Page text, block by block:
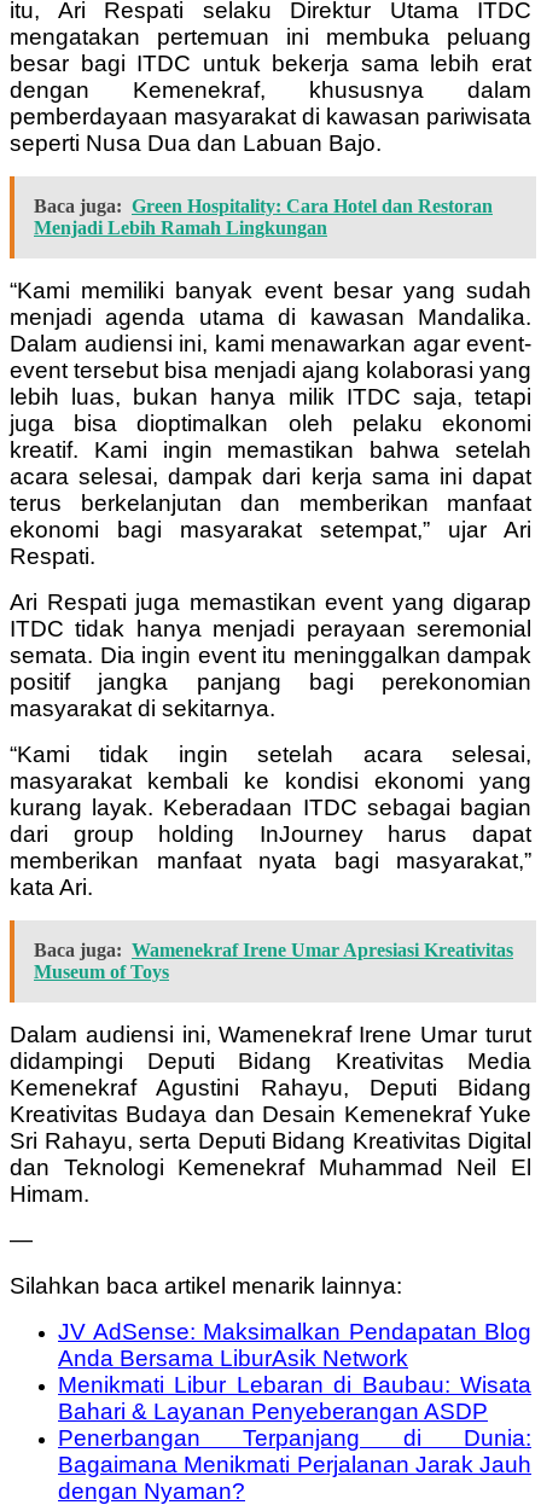
itu, Ari Respati selaku Direktur Utama ITDC
mengatakan pertemuan ini membuka peluang
besar bagi ITDC untuk bekerja sama lebih erat
dengan Kemenekraf, khususnya dalam
pemberdayaan masyarakat di kawasan pariwisata
seperti Nusa Dua dan Labuan Bajo.
Baca juga: Green Hospitality: Cara Hotel dan Restoran
Menjadi Lebih Ramah Lingkungan
“Kami memiliki banyak event besar yang sudah
menjadi agenda utama di kawasan Mandalika.
Dalam audiensi ini, kami menawarkan agar event-
event tersebut bisa menjadi ajang kolaborasi yang
lebih luas, bukan hanya milik ITDC saja, tetapi
juga bisa dioptimalkan oleh pelaku ekonomi
kreatif. Kami ingin memastikan bahwa setelah
acara selesai, dampak dari kerja sama ini dapat
terus berkelanjutan dan memberikan manfaat
ekonomi bagi masyarakat setempat,” ujar Ari
Respati.
Ari Respati juga memastikan event yang digarap
ITDC tidak hanya menjadi perayaan seremonial
semata. Dia ingin event itu meninggalkan dampak
positif jangka panjang bagi perekonomian
masyarakat di sekitarnya.
“Kami tidak ingin setelah acara selesai,
masyarakat kembali ke kondisi ekonomi yang
kurang layak. Keberadaan ITDC sebagai bagian
dari group holding InJourney harus dapat
memberikan manfaat nyata bagi masyarakat,”
kata Ari.
Baca juga: Wamenekraf Irene Umar Apresiasi Kreativitas
Museum of Toys
Dalam audiensi ini, Wamenekraf Irene Umar turut
didampingi Deputi Bidang Kreativitas Media
Kemenekraf Agustini Rahayu, Deputi Bidang
Kreativitas Budaya dan Desain Kemenekraf Yuke
Sri Rahayu, serta Deputi Bidang Kreativitas Digital
dan Teknologi Kemenekraf Muhammad Neil El
Himam.
—
Silahkan baca artikel menarik lainnya:
JV AdSense: Maksimalkan Pendapatan Blog
Anda Bersama LiburAsik Network
Menikmati Libur Lebaran di Baubau: Wisata
Bahari & Layanan Penyeberangan ASDP
Penerbangan Terpanjang di Dunia:
Bagaimana Menikmati Perjalanan Jarak Jauh
dengan Nyaman?